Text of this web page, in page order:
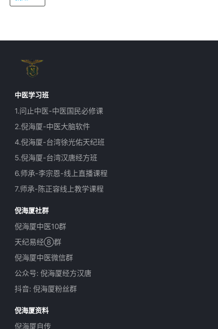
中医学习班
1.问止中医-中医国民必修课
2.倪海厦-中医大脑软件
4.倪海厦-台湾徐光佑天纪班
5.倪海厦-台湾汉唐经方班
6.师承-李宗恩-线上直播课程
7.师承-陈正容线上教学课程
倪海厦社群
倪海厦中医10群
天纪易经⑧群
倪海厦中医微信群
公众号: 倪海厦经方汉唐
抖音: 倪海厦粉丝群
倪海厦资料
倪海厦自传